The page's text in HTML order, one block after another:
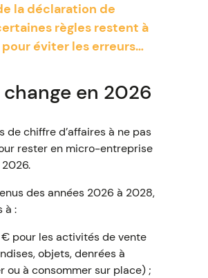
la déclaration de
règles restent à
éviter les erreurs…
en 2026
de chiffre d’affaires à ne pas
rester en micro-entreprise
des années 2026 à 2028,
à :
pour les activités de vente
objets, denrées à
ou à consommer sur place) ;